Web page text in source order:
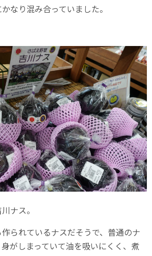
なり混み合っていました。
ナス。
られているナスだそうで、普通のナ
がしまっていて油を吸いにくく、煮